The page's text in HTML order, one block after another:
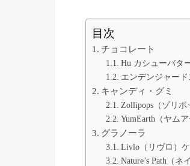
目次
チョコレート
Hu カシューバタ
エンデンジャー
キャンディ・グミ
Zollipops（ゾリ
YumEarth（ヤム
グラノーラ
Livlo（リヴロ）
Nature’s Path（